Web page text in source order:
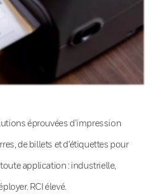
éprouvées d’impression
de billets et d’étiquettes pour
application : industrielle,
RCI élevé.